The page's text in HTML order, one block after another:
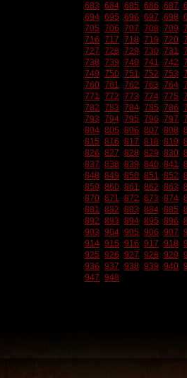
683 684 685 686 687
694 695 696 697 698
705 706 707 708 709
716 717 718 719 720
727 728 729 730 731
738 739 740 741 742
749 750 751 752 753
760 761 762 763 764
771 772 773 774 775
782 783 784 785 786
793 794 795 796 797
804 805 806 807 808
815 816 817 818 819
826 827 828 829 830
837 838 839 840 841
848 849 850 851 852
859 860 861 862 863
870 871 872 873 874
881 882 883 884 885
892 893 894 895 896
903 904 905 906 907
914 915 916 917 918
925 926 927 928 929
936 937 938 939 940
947 948